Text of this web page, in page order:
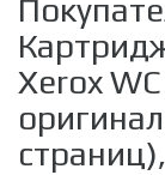
Xerox